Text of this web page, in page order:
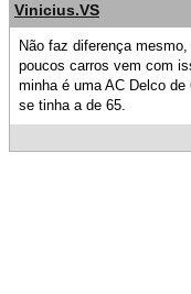
Vinicius.VS
Não faz diferença
poucos carros vem com
minha é uma AC Delco
se tinha a de 65.